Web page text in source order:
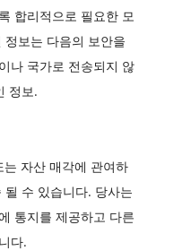
합리적으로 필요한 모
보는 다음의 보안을
나 국가로 전송되지 않
정보.
자산 매각에 관여하
수 있습니다. 당사는
통지를 제공하고 다른
다.